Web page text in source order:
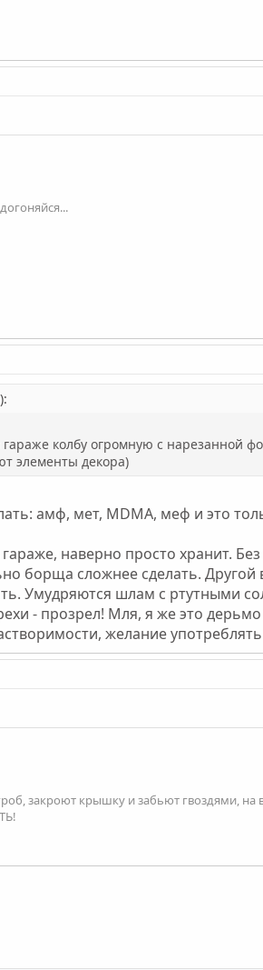
колбу огромную с нарезанной
элементы декора)
амф, мет, MDMA, меф и это
наверно просто хранит.
борща сложнее сделать.
Умудряются шлам с ртутными
- прозрел! Мля, я же это
желание
закроют крышку и забьют гвоздями,